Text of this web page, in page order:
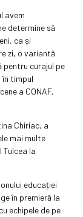
avem
determine să
ca și
zi, o variantă
pentru curajul pe
timpul
a CONAF,
Chiriac, a
mai multe
la
educației
în premieră la
echipele de pe